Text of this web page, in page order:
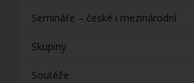
Semináře – české i mezinárodní
Skupiny
Soutěže